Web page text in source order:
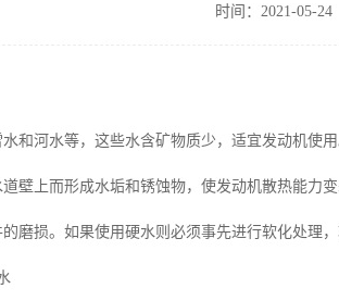
时间：2021-05-24
和河水等，这些水含矿物质少，适宜发动机使
壁上而形成水垢和锈蚀物，使发动机散热能力
磨损。如果使用硬水则必须事先进行软化处理